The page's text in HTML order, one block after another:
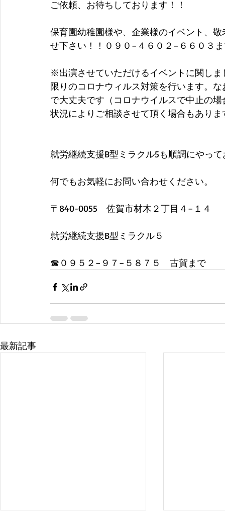
ご依頼、お待ちしております！！
保育園幼稚園様や、企業様のイベント、
せ下さい！！０９０−４６０２−６６０３
※出演させていただけるイベントに関し
限りのコロナウィルス対策を行います。
で大丈夫です（コロナウイルスで中止の
状況によりご相談させて頂く場合もあり
就労継続支援B型ミラクル5も順調にやっ
何でもお気軽にお問い合わせください。
​〒840-0055　佐賀市材木２丁目４−１４
就労継続支援B型ミラクル５
​☎０９５２−９７−５８７５　古賀まで
最新記事